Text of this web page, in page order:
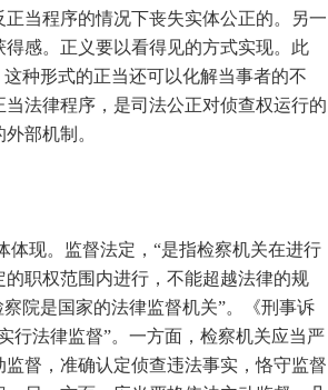
当程序的情况下丧失实体公正的。另一
感。正义要以看得见的方式实现。此
种形式的正当还可以化解当事者的不
法律程序，是司法公正对侦查权运行的
部机制。
现。监督法定，“是指检察机关在进行
职权范围内进行，不能超越法律的规
院是国家的法律监督机关”。《刑事诉
行法律监督”。一方面，检察机关应当严
督，准确认定侦查违法事实，恪守监督